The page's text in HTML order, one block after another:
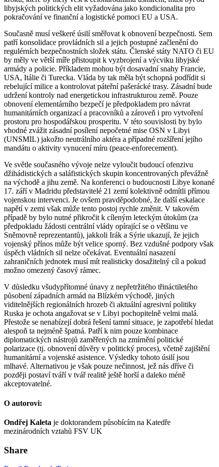
libyjských politických elit vyžadována jako kondicionalita pro
pokračování ve finanční a logistické pomoci EU a USA.
Současně musí veškeré úsilí směřovat k obnovení bezpečnosti. Sem
patří konsolidace provládních sil a jejich postupné začlenění do
regulérních bezpečnostních složek státu. Členské státy NATO či EU
by měly ve větší míře přistoupit k vyzbrojení a výcviku libyjské
armády a policie. Příkladem mohou být dosavadní snahy Francie,
USA, Itálie či Turecka. Vláda by tak měla být schopná podřídit si
rebelující milice a kontrolovat páteřní pašerácké trasy. Zásadní bude
udržení kontroly nad energetickou infrastrukturou země. Pouze
obnovení elementárního bezpečí je předpokladem pro návrat
humanitárních organizací a pracovníků a zároveň i pro vytvoření
prostoru pro hospodářskou prosperitu. V této souvislosti by bylo
vhodné zvážit zásadní posílení nepočetné mise OSN v Libyi
(UNSMIL) jakožto neutrálního aktéra a případné rozšíření jejího
mandátu o aktivity vynucení míru (peace-enforecement).
Ve světle současného vývoje nelze vyloučit budoucí ofenzivu
džihádistických a saláfistických skupin koncentrovaných převážně
na východě a jihu země. Na konferenci o budoucnosti Libye konané
17. září v Madridu představitelé 21 zemí kolektivně odmítli přímou
vojenskou intervenci. Je ovšem pravděpodobné, že další eskalace
napětí v zemi však může tento postoj rychle změnit. V takovém
případě by bylo nutné přikročit k cíleným leteckým útokům (za
předpokladu žádosti centrální vlády opírající se o většinu ve
Sněmovně reprezentantů), jakkoli Irák a Sýrie ukazují, že jejich
vojenský přínos může být velice sporný. Bez vzdušné podpory však
úspěch vládních sil nelze očekávat. Eventuální nasazení
zahraničních jednotek musí mít realisticky dosažitelný cíl a pokud
možno omezený časový rámec.
V důsledku všudypřítomné únavy z nepřetržitého třináctiletého
působení západních armád na Blízkém východě, jiných
viditelnějších regionálních hrozeb či aktuální agresivní politiky
Ruska je ochota angažovat se v Libyi pochopitelně velmi malá.
Přestože se nenabízejí dobrá řešení tamní situace, je zapotřebí hledat
alespoň ta nejméně špatná. Patří k nim pouze kombinace
diplomatických nástrojů zaměřených na zmírnění politické
polarizace (tj. obnovení důvěry v politický proces), včetně zajištění
humanitární a vojenské asistence. Výsledky tohoto úsilí jsou
mlhavé. Alternativou je však pouze nečinnost, jež nás dříve či
později postaví tváří v tvář realitě ještě horší a daleko méně
akceptovatelné.
O autorovi:
Ondřej Kaleta je doktorandem působícím na Katedře
mezinárodních vztahů FSV UK
Share